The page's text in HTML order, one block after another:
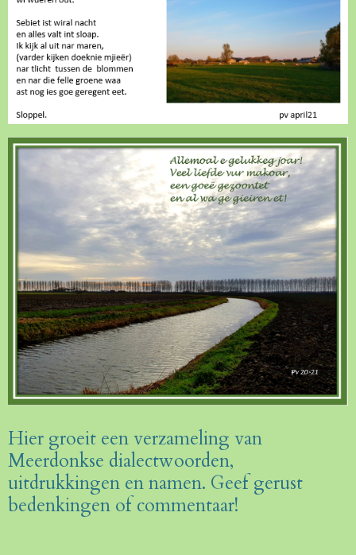
Hier groeit een verzameling van
Meerdonkse dialectwoorden,
uitdrukkingen en namen. Geef gerust
bedenkingen of commentaar!